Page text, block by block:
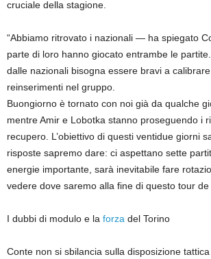
cruciale della stagione.
“Abbiamo ritrovato i nazionali — ha spiegato
parte di loro hanno giocato entrambe le
dalle nazionali bisogna essere bravi a
reinserimenti nel gruppo.
Buongiorno è tornato con noi già da qualche
mentre Amir e Lobotka stanno proseguendo i
recupero. L’obiettivo di questi ventidue giorni
risposte sapremo dare: ci aspettano sette
energie importante, sarà inevitabile fare
vedere dove saremo alla fine di questo tour de
I dubbi di modulo e la forza del Torino
Conte non si sbilancia sulla disposizione